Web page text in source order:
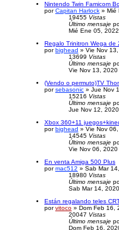
Nintendo Twin Famicom
porCapitan Harlock » Mié
19455 Vistas
Último mensaje
Mié Ene 05,
Regalo Trinitron Wega de
porbighead » Vie Nov
13699 Vistas
Último mensaje
Vie Nov 13, 2020
(Vendo o permuto)TV
porsebasonic » Jue Nov
15216 Vistas
Último mensaje
Jue Nov 12,
Xbox 360+11
porbighead » Vie Nov
14545 Vistas
Último mensaje
Vie Nov 06, 2020
En venta Amiga 500 Plus
pormac512 » Sab Mar
18980 Vistas
Último mensaje
Sab Mar 14,
Están regalando teles
porvitoco » Dom Feb 16,
20047 Vistas
Último mensaje
Dom Feb 16,